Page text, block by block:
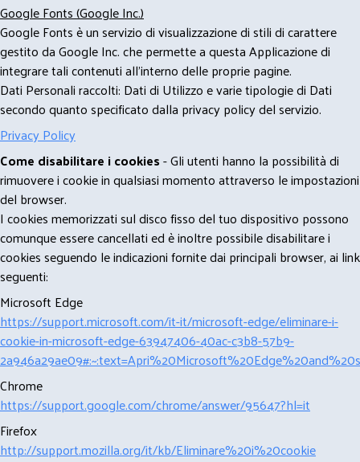
Google Fonts (Google Inc.)
Google Fonts è un servizio di visualizzazione di stili di carattere
gestito da Google Inc. che permette a questa Applicazione di
integrare tali contenuti all'interno delle proprie pagine.
Dati Personali raccolti: Dati di Utilizzo e varie tipologie di Dati
secondo quanto specificato dalla privacy policy del servizio.
Privacy Policy
Come disabilitare i cookies- Gli utenti hanno la possibilità di
rimuovere i cookie in qualsiasi momento attraverso le impostazioni
del browser.
I cookies memorizzati sul disco fisso del tuo dispositivo possono
comunque essere cancellati ed è inoltre possibile disabilitare i
cookies seguendo le indicazioni fornite dai principali browser, ai link
seguenti:
Microsoft Edge
https://support.microsoft.com/it-it/microsoft-edge/eliminare-i-
cookie-in-microsoft-edge-63947406-40ac-c3b8-57b9-
Chrome
https://support.google.com/chrome/answer/95647?hl=it
Firefox
http://support.mozilla.org/it/kb/Eliminare%20i%20cookie